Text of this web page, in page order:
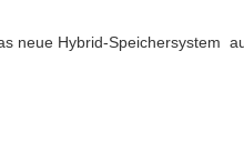
neue Hybrid-Speichersystem